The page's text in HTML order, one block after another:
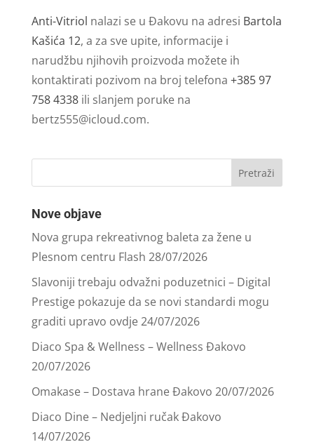
Anti-Vitriol nalazi se u Đakovu na adresi Bartola
Kašića 12, a za sve upite, informacije i
narudžbu njihovih proizvoda možete ih
kontaktirati pozivom na broj telefona +385 97
758 4338ili slanjem poruke na
bertz555@icloud.com.
Nove objave
Nova grupa rekreativnog baleta za žene u
Plesnom centru Flash 28/07/2026
Slavoniji trebaju odvažni poduzetnici – Digital
Prestige pokazuje da se novi standardi mogu
graditi upravo ovdje24/07/2026
Diaco Spa & Wellness – Wellness Đakovo
20/07/2026
Omakase – Dostava hrane Đakovo 20/07/2026
Diaco Dine – Nedjeljni ručak Đakovo
14/07/2026